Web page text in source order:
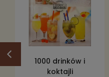
1000 drinków i
koktajli